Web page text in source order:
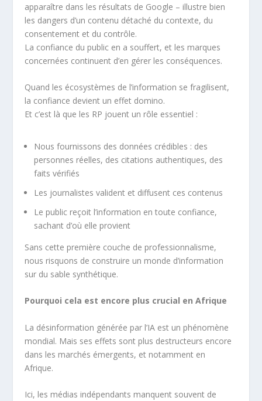
apparaître dans les résultats de Google – illustre bien
les dangers d’un contenu détaché du contexte, du
consentement et du contrôle.
La confiance du public en a souffert, et les marques
concernées continuent d’en gérer les conséquences.
Quand les écosystèmes de l’information se fragilisent,
la confiance devient un effet domino.
Et c’est là que les RP jouent un rôle essentiel :
Nous fournissons des données crédibles : des
personnes réelles, des citations authentiques, des
faits vérifiés
Les journalistes valident et diffusent ces contenus
Le public reçoit l’information en toute confiance,
sachant d’où elle provient
Sans cette première couche de professionnalisme,
nous risquons de construire un monde d’information
sur du sable synthétique.
Pourquoi cela est encore plus crucial en Afrique
La désinformation générée par l’IA est un phénomène
mondial. Mais ses effets sont plus destructeurs encore
dans les marchés émergents, et notamment en
Afrique.
Ici, les médias indépendants manquent souvent de